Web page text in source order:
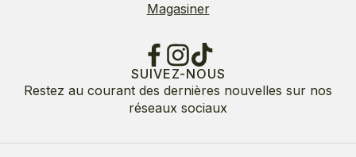
Magasiner
SUIVEZ-NOUS
Restez au courant des dernières nouvelles sur nos
réseaux sociaux